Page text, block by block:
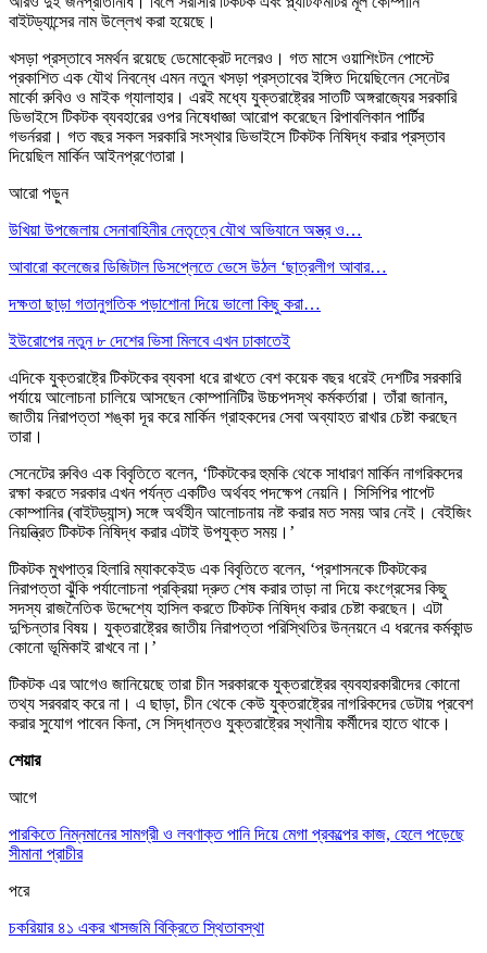
বাইটড্যান্সের নাম উল্লেখ করা হয়েছে।
খসড়া প্রস্তাবে সমর্থন রয়েছে ডেমোক্রেট দলেরও। গত মাসে ওয়াশিংটন পোস্টে
প্রকাশিত এক যৌথ নিবন্ধে এমন নতুন খসড়া প্রস্তাবের ইঙ্গিত দিয়েছিলেন সেনেটর
মার্কো রুবিও ও মাইক গ্যালাহার। এরই মধ্যে যুক্তরাষ্ট্রের সাতটি অঙ্গরাজ্যের সরকারি
ডিভাইসে টিকটক ব্যবহারের ওপর নিষেধাজ্ঞা আরোপ করেছেন রিপাবলিকান পার্টির
গভর্নররা। গত বছর সকল সরকারি সংস্থার ডিভাইসে টিকটক নিষিদ্ধ করার প্রস্তাব
দিয়েছিল মার্কিন আইনপ্রণেতারা।
আরো পড়ুন
উখিয়া উপজেলায় সেনাবাহিনীর নেতৃত্বে যৌথ অভিযানে অস্ত্র ও…
আবারো কলেজের ডিজিটাল ডিসপ্লেতে ভেসে উঠল ‘ছাত্রলীগ আবার…
দক্ষতা ছাড়া গতানুগতিক পড়াশোনা দিয়ে ভালো কিছু করা…
ইউরোপের নতুন ৮ দেশের ভিসা মিলবে এখন ঢাকাতেই
এদিকে যুক্তরাষ্ট্রে টিকটকের ব্যবসা ধরে রাখতে বেশ কয়েক বছর ধরেই দেশটির সরকারি
পর্যায়ে আলোচনা চালিয়ে আসছেন কোম্পানিটির উচ্চপদস্থ কর্মকর্তারা। তাঁরা জানান,
জাতীয় নিরাপত্তা শঙ্কা দূর করে মার্কিন গ্রাহকদের সেবা অব্যাহত রাখার চেষ্টা করছেন
তারা।
সেনেটের রুবিও এক বিবৃতিতে বলেন, ‘টিকটকের হুমকি থেকে সাধারণ মার্কিন নাগরিকদের
রক্ষা করতে সরকার এখন পর্যন্ত একটিও অর্থবহ পদক্ষেপ নেয়নি। সিসিপির পাপেট
কোম্পানির (বাইটড্যান্স) সঙ্গে অর্থহীন আলোচনায় নষ্ট করার মত সময় আর নেই। বেইজিং
নিয়ন্ত্রিত টিকটক নিষিদ্ধ করার এটাই উপযুক্ত সময়।’
টিকটক মুখপাত্র হিলারি ম্যাককেইড এক বিবৃতিতে বলেন, ‘প্রশাসনকে টিকটকের
নিরাপত্তা ঝুঁকি পর্যালোচনা প্রক্রিয়া দ্রুত শেষ করার তাড়া না দিয়ে কংগ্রেসের কিছু
সদস্য রাজনৈতিক উদ্দেশ্যে হাসিল করতে টিকটক নিষিদ্ধ করার চেষ্টা করছেন। এটা
দুশ্চিন্তার বিষয়। যুক্তরাষ্ট্রের জাতীয় নিরাপত্তা পরিস্থিতির উন্নয়নে এ ধরনের কর্মকান্ড
কোনো ভূমিকাই রাখবে না।’
টিকটক এর আগেও জানিয়েছে তারা চীন সরকারকে যুক্তরাষ্ট্রের ব্যবহারকারীদের কোনো
তথ্য সরবরাহ করে না। এ ছাড়া, চীন থেকে কেউ যুক্তরাষ্ট্রের নাগরিকদের ডেটায় প্রবেশ
করার সুযোগ পাবেন কিনা, সে সিদ্ধান্তও যুক্তরাষ্ট্রের স্থানীয় কর্মীদের হাতে থাকে।
শেয়ার
আগে
পারকিতে নিম্নমানের সামগ্রী ও লবণাক্ত পানি দিয়ে মেগা প্রকল্পের কাজ, হেলে পড়েছে
সীমানা প্রাচীর
পরে
চকরিয়ার ৪১ একর খাসজমি বিক্রিতে স্থিতাবস্থা